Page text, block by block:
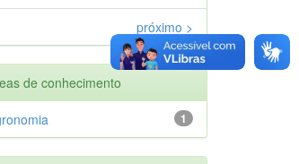
próximo >
de conhecimento
1